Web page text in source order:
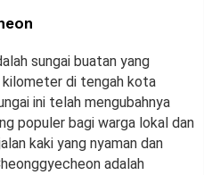
sungai buatan yang
di tengah kota
ini telah mengubahnya
populer bagi warga lokal dan
kaki yang nyaman dan
adalah